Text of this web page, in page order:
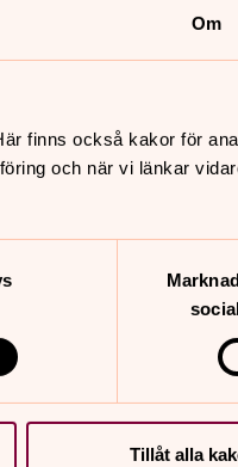
Om
finns också kakor för
och när vi länkar
Tillåt alla